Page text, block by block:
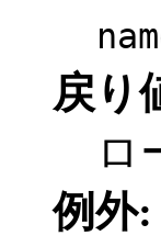
戻り
ロ
例外: